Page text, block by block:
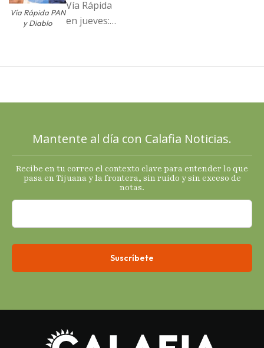
Vía Rápida PAN
y Diablo
Vía Rápida
en jueves:
cartas; El
Mantente al día con Calafia Noticias.
Recibe en tu correo el contexto clave para entender lo que
pasa en Tijuana y la frontera, sin ruido y sin exceso de
notas.